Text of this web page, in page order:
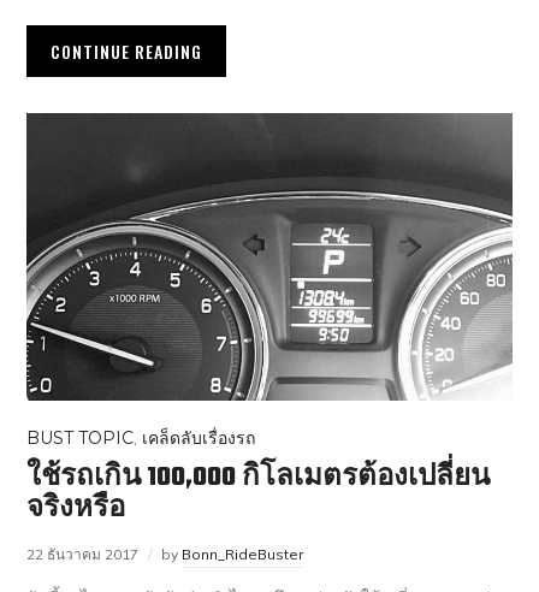
CONTINUE READING
BUST TOPIC, เคล็ดลับเรื่องรถ
ใช้รถเกิน 100,000 กิโลเมตรต้องเปลี่ยน
จริงหรือ
22 ธันวาคม 2017 by Bonn_RideBuster